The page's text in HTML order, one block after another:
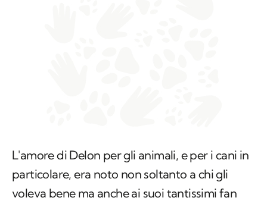
L'amore di Delon per gli animali, e per i cani in
particolare, era noto non soltanto a chi gli
voleva bene ma anche ai suoi tantissimi fan